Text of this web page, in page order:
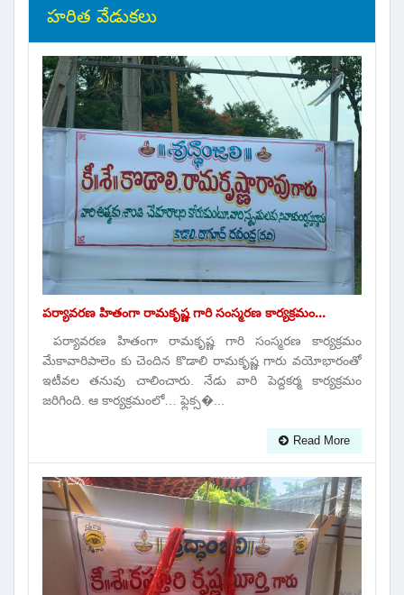
హరిత వేడుకలు
పర్యావరణ హితంగా రామకృష్ణ గారి సంస్మరణ కార్యక్రమం...
పర్యావరణ హితంగా రామకృష్ణ గారి సంస్మరణ కార్యక్రమం
మేకావారిపాలెం కు చెందిన కొడాలి రామకృష్ణ గారు వయోభారంతో
ఇటీవల తనువు చాలించారు. నేడు వారి పెద్దకర్మ కార్యక్రమం
జరిగింది. ఆ కార్యక్రమంలో… ఫ్లెక్స�...
Read More